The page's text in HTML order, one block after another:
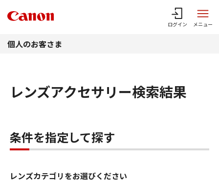
ログイン メニュー
個人のお客さま
レンズアクセサリー検索結果
条件を指定して探す
レンズカテゴリをお選びください